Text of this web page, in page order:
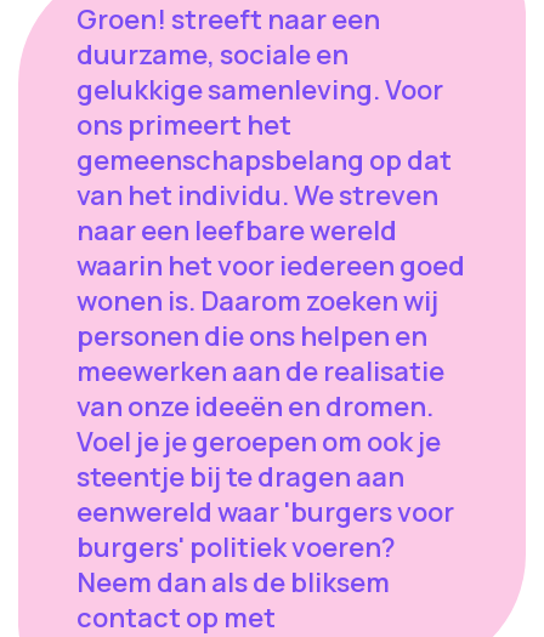
Groen! streeft naar een
duurzame, sociale en
gelukkige samenleving. Voor
ons primeert het
gemeenschapsbelang op dat
van het individu. We streven
naar een leefbare wereld
waarin het voor iedereen goed
wonen is. Daarom zoeken wij
personen die ons helpen en
meewerken aan de realisatie
van onze ideeën en dromen.
Voel je je geroepen om ook je
steentje bij te dragen aan
eenwereld waar 'burgers voor
burgers' politiek voeren?
Neem dan als de bliksem
contact op met